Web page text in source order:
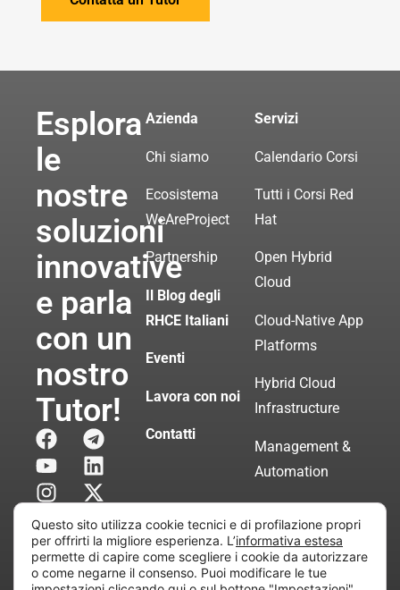
Esplora
le
nostre
soluzioni
innovative
e parla
con un
nostro
Tutor!
Azienda
Chi siamo
Ecosistema
WeAreProject
Partnership
Il Blog degli
RHCE Italiani
Eventi
Lavora con noi
Contatti
Servizi
Calendario Corsi
Tutti i Corsi Red
Hat
Open Hybrid
Cloud
Cloud-Native App
Platforms
Hybrid Cloud
Infrastructure
Management &
Automation
Servizi di
Consulenza
Certificata
Questo sito utilizza cookie tecnici e di profilazione propri
per offrirti la migliore esperienza. L’informativa estesa
permette di capire come scegliere i cookie da autorizzare
o come negarne il consenso. Puoi modificare le tue